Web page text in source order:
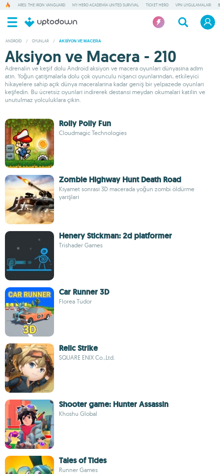
ARES: THE IRON VANGUARD MY HERO ACADEMIA UNITED SURVIVAL TICKET HERO VPN UYGULAMALARI
ANDROID / OYUNLAR / AKSIYON VE MACERA
Aksiyon ve Macera - 210
Adrenalin ve keşif dolu Android aksiyon ve macera oyunları dünyasına adım
atın. Yoğun çatışmalarla dolu çok oyunculu nişancı oyunlarından, etkileyici
hikayelere sahip açık dünya maceralarına kadar geniş bir yelpazede oyunları
keşfedin. Bu ücretsiz oyunları indirerek destansı meydan okumaları katılın ve
unutulmaz yolculuklara çıkın.
Rolly Polly Fun
Cloudmagic Technologies
Zombie Highway Hunt Death Road
Kıyamet sonrası 3D macerada yoğun zombi öldürme
yarışları
Henery Stickman: 2d platformer
Trishader Games
Car Runner 3D
Florea Tudor
Relic Strike
SQUARE ENIX Co.,Ltd.
Shooter game: Hunter Assassin
Khoshu Global
Tales of Tides
Runner Games